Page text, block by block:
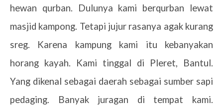
hewan qurban. Dulunya kami berqurban lewat
masjid kampong. Tetapi jujur rasanya agak kurang
sreg. Karena kampung kami itu kebanyakan
horang kayah. Kami tinggal di Pleret, Bantul.
Yang dikenal sebagai daerah sebagai sumber sapi
pedaging. Banyak juragan di tempat kami.